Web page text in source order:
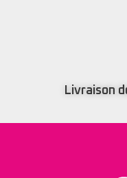
Livraison